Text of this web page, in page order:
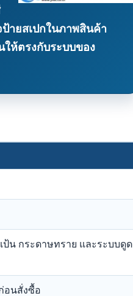
ายสเปกในภาพสินค้า
ห้ตรงกับระบบของ
น กระดาษทราย และระบบดู
อนสั่งซื้อ